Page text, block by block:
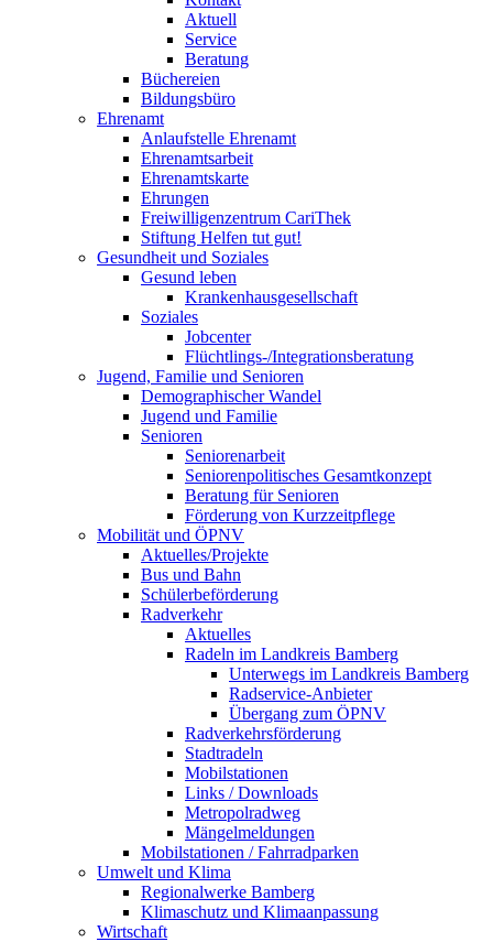
Aktuell
Service
Beratung
Büchereien
Bildungsbüro
Ehrenamt
Anlaufstelle Ehrenamt
Ehrenamtsarbeit
Ehrenamtskarte
Ehrungen
Freiwilligenzentrum CariThek
Stiftung Helfen tut gut!
Gesundheit und Soziales
Gesund leben
Krankenhausgesellschaft
Soziales
Jobcenter
Flüchtlings-/Integrationsberatung
Jugend, Familie und Senioren
Demographischer Wandel
Jugend und Familie
Senioren
Seniorenarbeit
Seniorenpolitisches Gesamtkonzept
Beratung für Senioren
Förderung von Kurzzeitpflege
Mobilität und ÖPNV
Aktuelles/Projekte
Bus und Bahn
Schülerbeförderung
Radverkehr
Aktuelles
Radeln im Landkreis Bamberg
Unterwegs im Landkreis Bamberg
Radservice-Anbieter
Übergang zum ÖPNV
Radverkehrsförderung
Stadtradeln
Mobilstationen
Links / Downloads
Metropolradweg
Mängelmeldungen
Mobilstationen / Fahrradparken
Umwelt und Klima
Regionalwerke Bamberg
Klimaschutz und Klimaanpassung
Wirtschaft